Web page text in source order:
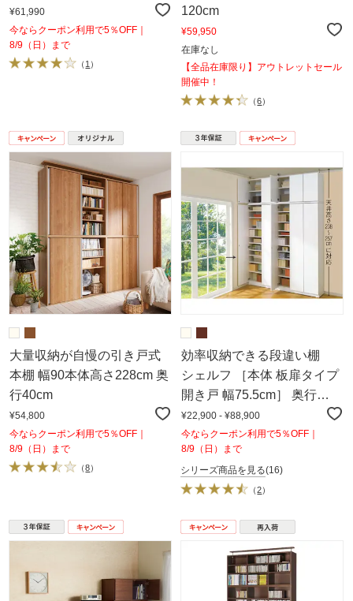
¥61,990
今ならクーポン利用で5％OFF｜
8/9（日）まで
（ 1 ）
120cm
¥59,950
在庫なし
【全品在庫限り】アウトレットセール
開催中！
（6）
大量収納が自慢の引き戸式
本棚 幅90本体高さ228cm 奥
行40cm
¥54,800
今ならクーポン利用で5％OFF｜
8/9（日）まで
（8）
効率収納できる段違い棚
シェルフ ［本体 板扉タイプ
開き戸 幅75.5cm］ 奥行
32.5cm 高さ180cm
¥22,900 - ¥88,900
今ならクーポン利用で5％OFF｜
8/9（日）まで
シリーズ商品を見る(16)
（2）